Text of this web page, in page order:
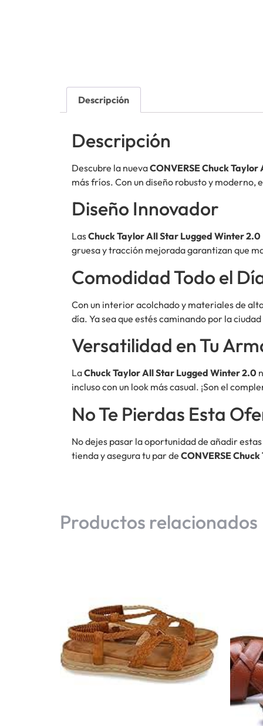
Descripción
Descripción
Descubre la nuevaCONVERSE Chuck
más fríos. Con un diseño robusto y moderno,
Diseño Innovador
LasChuck Taylor All Star Lugged Winter 2.0
gruesa y tracción mejorada garantizan que
Comodidad Todo el
Con un interior acolchado y materiales de
día. Ya sea que estés caminando por la
Versatilidad en Tu
LaChuck Taylor All Star Lugged Winter 2.0
incluso con un look más casual. ¡Son el
No Te Pierdas Esta
No dejes pasar la oportunidad de añadir
tienda y asegura tu par de CONVERSE
Productos relacionados